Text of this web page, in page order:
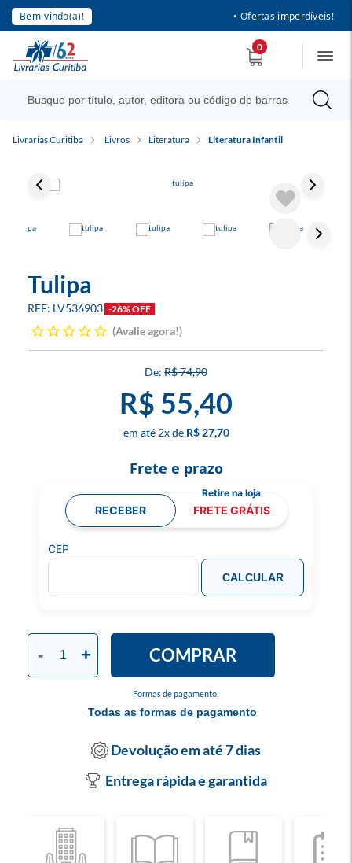
Bem-vindo(a)! • Ofertas imperdíveis!
0
Livrarias Curitiba Livros Literatura Literatura Infantil
Tulipa
LV536903 -26% OFF
Avalie agora!
R$ 74,90
R$ 55,40
2x R$ 27,70
Formas de pagamento:
Todas as formas de pagamento
- + COMPRAR
Frete e prazo
RECEBER FRETE GRÁTIS
CEP
CALCULAR
Devolução em até 7 dias
Entrega rápida e garantida